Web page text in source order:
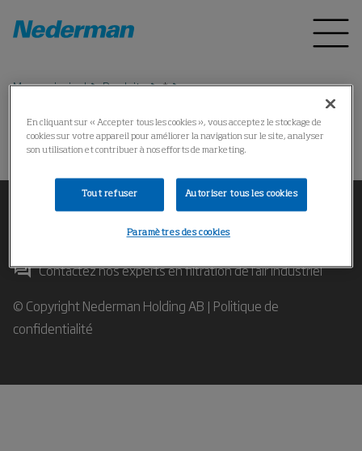
Menu principal Produits *
Impossible de trouver le produit
Contactez nos experts en filtration de l'air industriel
© Copyright Nederman Holding AB | Politique de
confidentialité
En cliquant sur « Accepter tous les cookies », vous acceptez le stockage de
cookies sur votre appareil pour améliorer la navigation sur le site, analyser
son utilisation et contribuer à nos efforts de marketing.
Tout refuser Autoriser tous les cookies
Paramètres des cookies